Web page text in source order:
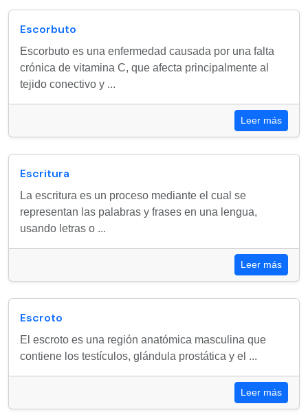
Escorbuto
Escorbuto es una enfermedad causada por una falta
crónica de vitamina C, que afecta principalmente al
tejido conectivo y ...
Leer más
Escritura
La escritura es un proceso mediante el cual se
representan las palabras y frases en una lengua,
usando letras o ...
Leer más
Escroto
El escroto es una región anatómica masculina que
contiene los testículos, glándula prostática y el ...
Leer más